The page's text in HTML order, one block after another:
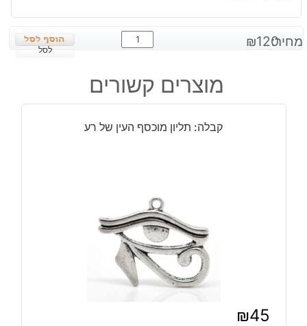
מחיר: ₪120
כמות
של
ושרשרת
מוכסף
החיים
סגול
וירוק
לסל
מוצרים קשורים
קבלה: תליון מוכסף העין של רע
₪45